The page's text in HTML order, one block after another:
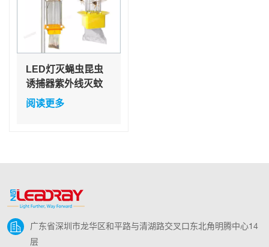
LED灯灭蝇虫昆虫
诱捕器紫外线灭蚊
灯
阅读更多
广东省深圳市龙华区和平路与清湖路交叉口东北角明腾中心14
层